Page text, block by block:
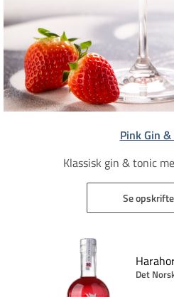
Pink Gin &
Klassisk gin & tonic
Se
Det